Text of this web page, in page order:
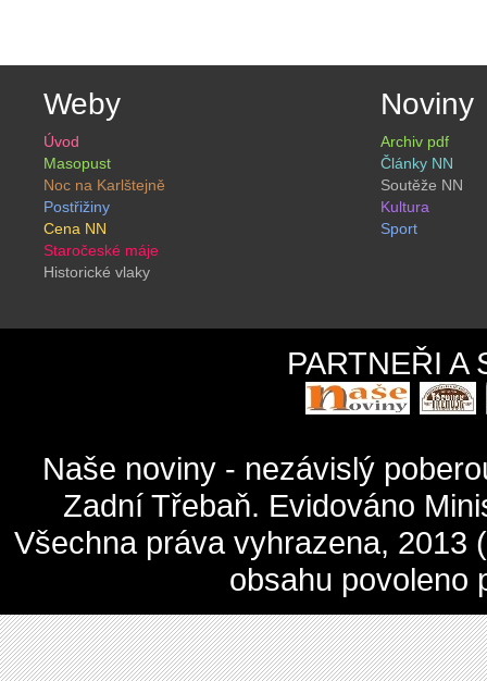
Weby
Úvod
Masopust
Noc na Karlštejně
Postřižiny
Cena NN
Staročeské máje
Historické vlaky
Noviny
Archiv pdf
Články NN
Soutěže NN
Kultura
Sport
PARTNEŘI A
Naše noviny - nezávislý
Zadní Třebaň. Evidováno
Všechna práva vyhrazena,
obsahu povoleno